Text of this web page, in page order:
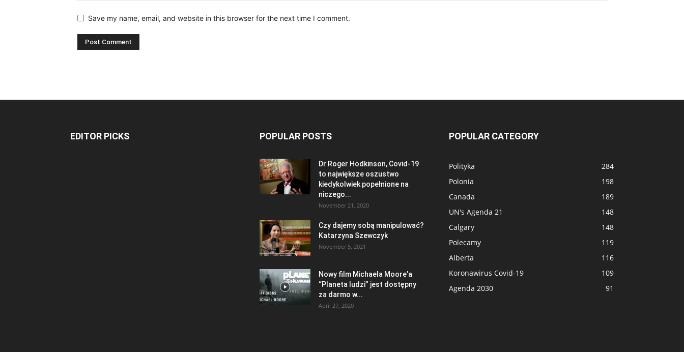
Save my name, email, and website in this browser for the next time I comment.
EDITOR PICKS POPULAR POSTS
Dr Roger Hodkinson, Covid-19
to największe oszustwo
kiedykolwiek popełnione na
niczego...
November 21, 2020
Czy dajemy sobą manipulować?
Katarzyna Szewczyk
November 5, 2021
Nowy film Michaela Moore’a
“Planeta ludzi” jest dostępny
za darmo w...
April 27, 2020
POPULAR CATEGORY
Polityka
284
Polonia
198
Canada
189
UN's Agenda 21
148
Calgary
148
Polecamy
119
Alberta
116
Koronawirus Covid-19
109
Agenda 2030
91